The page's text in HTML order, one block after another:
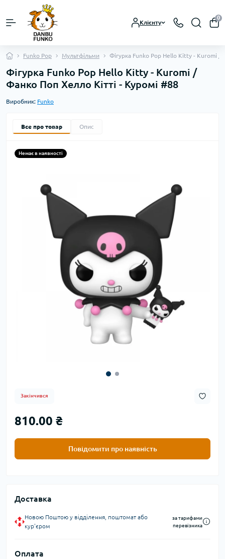
Клієнту
0
Funko Pop Мультфільми Фігурка Funko Pop Hello Kitty - Kuromi /
Фігурка Funko Pop Hello Kitty - Kuromi /
Фанко Поп Хелло Кітті - Куромі #88
Виробник: Funko
Все про товар Опис
Немає в наявності
Закінчився
810.00 ₴
Повідомити про наявність
Доставка
Новою Поштою у відділення, поштомат або
кур'єром
за тарифами
перевізника
Оплата